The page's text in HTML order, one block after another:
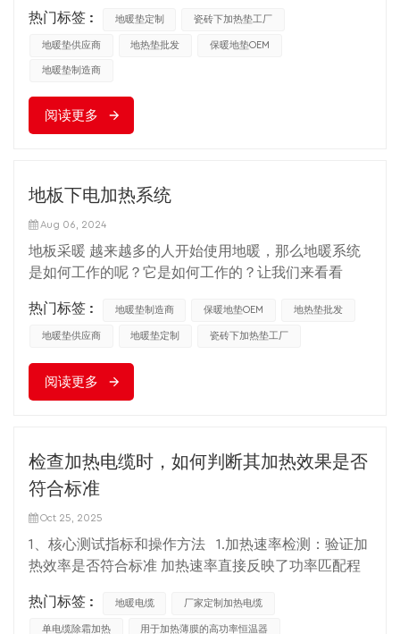
上凉的舒适体验。另外，由于空气对流减少，室内灰尘
和过敏原的流动也减少，有利于健康。 虽然地暖地垫
系统的维护比较简单，但正确使用和定期检查仍然很重
要。由于地暖系统安装在地板下方，一旦出现故障，维
护可能会比较复杂，所以选择优质的材料和专业的安装
团队非常重要。 地暖垫系统 是一种代表现代家居生活
品质的采暖方式。它不仅提供了更加舒适健康的生活环
庭的温暖选择。
状不规则的房间；锯齿形布线更适合面积较小、形状规
则的空间。布线时，要保证地暖垫之间的间隙均匀，避
暖垫的磨损，影响导热效率。使用专用工具和夹子固定
地暖垫，以确保其在混凝土或砂浆中的稳定性。每个地
统等其他系统的配合。现代温控技术可以根据室内外温
输出，从而达到节能、提高舒适度的目的。结合智能家
居系统，用户甚至可以远程控制家里的温度，进一步提
高了地暖系统的便捷性和智能性。 当执行 加热垫线还
或损坏；考虑到不同房间的功能差异，合理分配热量输
出，如卧室可能需要较高的温度，而储藏室则相对较
低；定期检查系统运行状态，及时发现并解决漏水、堵
塞等问题，确保地暖系统长期稳定运行。 地暖丝 是一
门综合了物理学、材料科学和现代技术原理的复杂艺
的双重优势。随着科技的不断进步和人们生活质量的提
高，地暖垫的艺术与科学也将不断进化，为更多家庭带
来温暖舒适的冬季体验。
实用性。那么如何安装 电地暖 卫生间也成为很多家庭
关心的问题。本文将深入探讨如何在浴室中有效安装电
地暖系统，以确保安全、高效和耐用。 选择合适的电
市场上常见的电地暖类型有加热电缆和电热膜。考虑到
浴室湿度较高，建议使用防水伴热电缆系统，该系统专
量卫生间的空间尺寸，根据房间的保温性能、窗户的尺
寸以及外部气候条件，计算出所需的热负荷。此步骤对
地板 安装电地暖前，确保浴室地面光滑、干燥、无灰
尘。地面应进行保温，以减少向下的热量损失，提高整
个系统的供热效率。另外，为了防止瓷砖等地面材料开
的距离均匀敷设在保温层上。确保电缆之间以及电缆与
墙壁之间保持所需的距离，以避免过热或热量不均匀。
层，如细石混凝土或特殊导热板，以确保热量均匀分布
或其他类型的地面装饰材料。 连接电源并测试系统 完
成地板施工后，将电地暖系统连接电源并按照制造商的
说明进行调试。在此阶段，将检查系统以确保恒温器设
置正确，以实现最佳加热和能源效率。 注意事项及保
等部件受潮。同时，定期检查系统的运行状态，及时清
理灰尘和杂质，以延长使用寿命。
热门标签 : 地暖垫定制 瓷砖下加热垫工厂
地暖垫供应商 地热垫批发 保暖地垫OEM
地暖垫制造商
阅读更多
地板下电加热系统
Aug 06, 2024
地板采暖 越来越多的人开始使用地暖，那么地暖系统
是如何工作的呢？它是如何工作的？让我们来看看
板下方，通过电转换的方式产生热量，从而为房间提供
均匀、舒适、持久的供暖。这种采暖方式不仅可以节省
更加健康环保的采暖方式。 那么地暖系统如何将电能
转化为我们能感受到的温暖呢？秘密在于它是如何运作
点。当系统开启时，安装在地板下的加热元件开始工
作，这些加热元件通常是由特殊材料制成的加热电缆或
加热膜。这些电加热元件在通电时会产生焦耳热，即电
关键的一步。 热传导是热传递的桥梁。产生的热量通
过地板材料传导。不同的地板材料，如瓷砖、木地板或
复合材料，具有不同的传热效率。但无论哪种材料，热
热门标签 : 地暖垫制造商 保暖地垫OEM 地热垫批发
地暖垫供应商 地暖垫定制 瓷砖下加热垫工厂
阅读更多
检查加热电缆时，如何判断其加热效果是否
符合标准
Oct 25, 2025
1、核心测试指标和操作方法 1.加热速率检测：验证加
热效率是否符合标准 加热速率直接反映了功率匹配程
测试。 测试前提 关闭其他室内热源（如空调和暖
气），保持门窗关闭，将初始室温稳定在 18℃~22℃
热门标签 : 地暖电缆 厂家定制加热电缆
单电缆除霜加热 用于加热薄膜的高功率恒温器